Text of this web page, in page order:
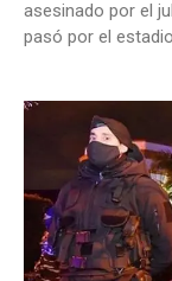
asesinado por el
pasó por el